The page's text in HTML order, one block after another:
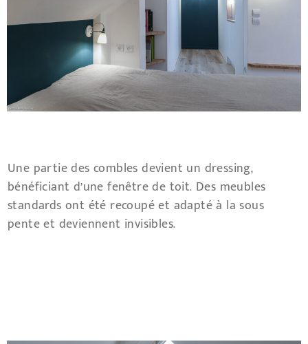
Une partie des combles devient un dressing,
bénéficiant d’une fenêtre de toit. Des meubles
standards ont été recoupé et adapté à la sous
pente et deviennent invisibles.